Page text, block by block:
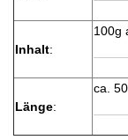
Inhalt:
100g
Länge:
ca.